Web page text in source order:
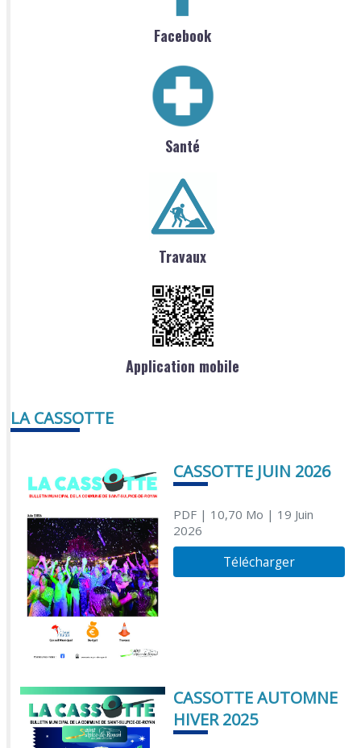
Facebook
Santé
Travaux
Application mobile
LA CASSOTTE
CASSOTTE JUIN 2026
PDF| 10,70 Mo | 19 Juin
2026
Télécharger
CASSOTTE AUTOMNE
HIVER 2025